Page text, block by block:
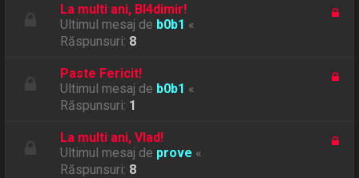
La multi ani, Bl4dimir!
Ultimul mesaj de b0b1 «
Răspunsuri: 8
Paste Fericit!
Ultimul mesaj de b0b1 «
Răspunsuri: 1
La multi ani, Vlad!
Ultimul mesaj de prove «
Răspunsuri: 8